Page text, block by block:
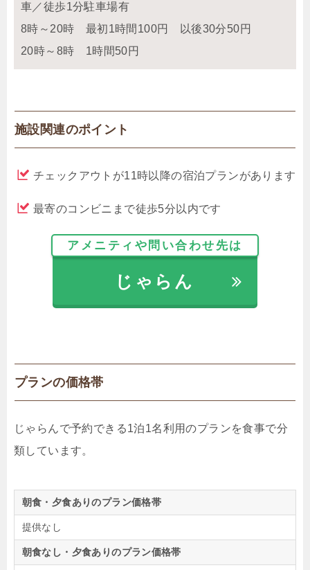
車／徒歩1分駐車場有
8時～20時 最初1時間100円 以後30分50円
20時～8時 1時間50円
施設関連のポイント
チェックアウトが11時以降の宿泊プランがあります
最寄のコンビニまで徒歩5分以内です
アメニティや問い合わせ先は
じゃらん
プランの価格帯
じゃらんで予約できる1泊1名利用のプランを食事で分
類しています。
朝食・夕食ありのプラン価格帯
提供なし
朝食なし・夕食ありのプラン価格帯